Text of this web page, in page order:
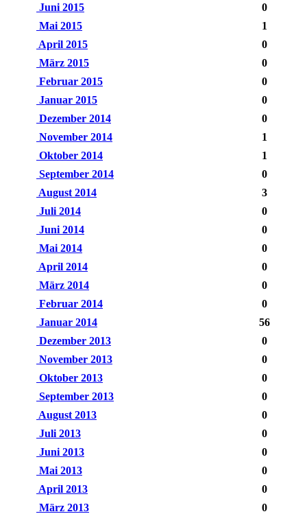
Juni 2015
0
Mai 2015
1
April 2015
0
März 2015
0
Februar 2015
0
Januar 2015
0
Dezember 2014
0
November 2014
1
Oktober 2014
1
September 2014
0
August 2014
3
Juli 2014
0
Juni 2014
0
Mai 2014
0
April 2014
0
März 2014
0
Februar 2014
0
Januar 2014
56
Dezember 2013
0
November 2013
0
Oktober 2013
0
September 2013
0
August 2013
0
Juli 2013
0
Juni 2013
0
Mai 2013
0
April 2013
0
März 2013
0